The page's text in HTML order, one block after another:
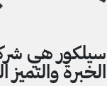
الخبرة